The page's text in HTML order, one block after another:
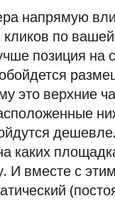
напрямую
кликов по
позиция на
это верхние
каких
И вместе с